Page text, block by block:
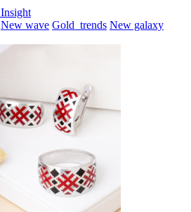
Insight
New wave Gold_trends New galaxy